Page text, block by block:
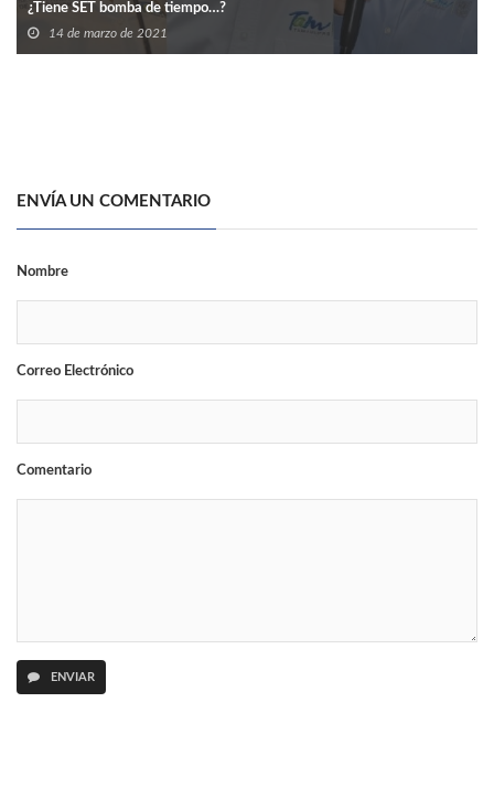
¿Tiene SET bomba de tiempo…?
14 de marzo de 2021
ENVÍA UN COMENTARIO
Nombre
Correo Electrónico
Comentario
ENVIAR